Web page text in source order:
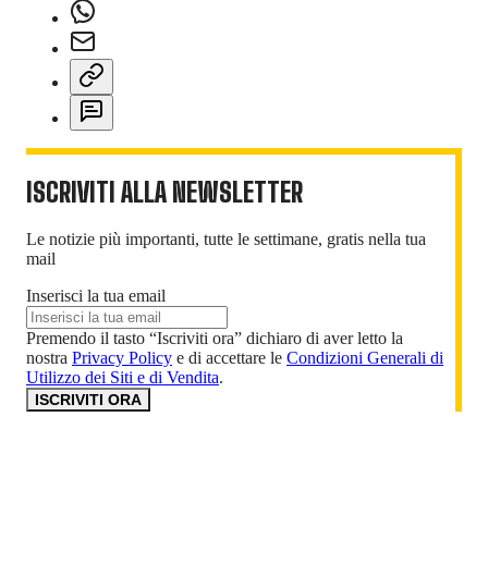
ISCRIVITI ALLA NEWSLETTER
Le notizie più importanti, tutte le settimane, gratis nella tua
mail
Inserisci la tua email
Premendo il tasto “Iscriviti ora” dichiaro di aver letto la
nostra Privacy Policy e di accettare le Condizioni Generali di
Utilizzo dei Siti e di Vendita.
ISCRIVITI ORA